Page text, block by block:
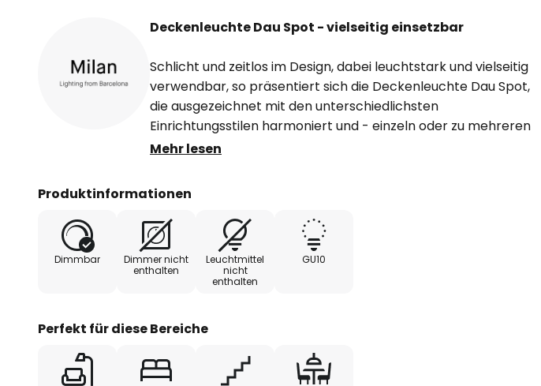
Deckenleuchte Dau Spot - vielseitig einsetzbar
Schlicht und zeitlos im Design, dabei leuchtstark und vielseitig
verwendbar, so präsentiert sich die Deckenleuchte Dau Spot,
die ausgezeichnet mit den unterschiedlichsten
Einrichtungsstilen harmoniert und - einzeln oder zu mehreren
platziert - für helles, angenehmes Licht sorgt.
Seit 1960 ist Milan Iluminaci dem außergewöhnlichen Design der
anspruchsvollen Qualitätsstandard verpflichtet. In den besten
Showrooms der größten Städte ist Milan Iluminaci vertreten -
Paris, London, New York, Madrid, Barcelona, Berlin und Frankfurt -
um nur einige zu nennen.
Mehr lesen
Produktinformationen
Dimmbar
Dimmer nicht
enthalten
Leuchtmittel
nicht
enthalten
GU10
Perfekt für diese Bereiche